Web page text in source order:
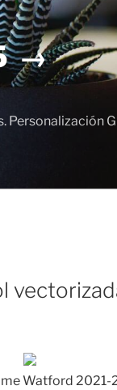
→
Personalización
Watford 2021-